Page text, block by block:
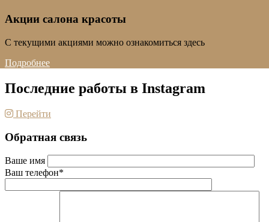
Акции салона красоты
С текущими акциями можно ознакомиться здесь
Подробнее
Последние работы в Instagram
Перейти
Обратная связь
Ваше имя
Ваш телефон*